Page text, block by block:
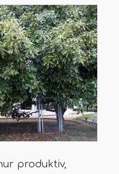
produktiv,